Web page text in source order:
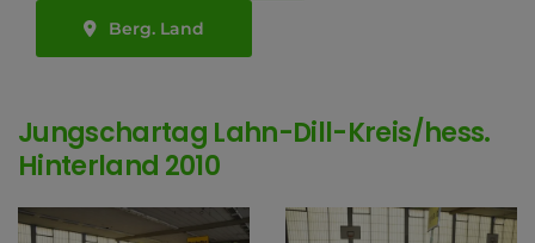
Berg. Land
Jungschartag Lahn-Dill-Kreis/hess.
Hinterland 2010